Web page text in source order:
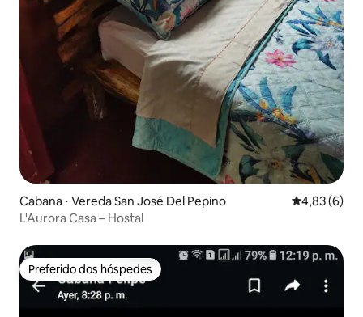
Cabana ⋅ Vereda San José Del Pepino 4,83 de uma
4,83 (6)
L'Aurora Casa – Hostal
Preferido dos hóspedes
Preferido dos hóspedes